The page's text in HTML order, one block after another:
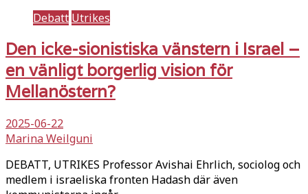
Debatt Utrikes
Den icke-sionistiska vänstern i Israel –
en vänligt borgerlig vision för
Mellanöstern?
2025-06-22
Marina Weilguni
DEBATT, UTRIKES Professor Avishai Ehrlich, sociolog och
medlem i israeliska fronten Hadash där även